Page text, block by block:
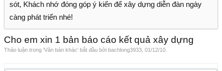
sót, Khách nhớ đóng góp ý kiến để xây dựng diễn đàn ngày
càng phát triển nhé!
Cho em xin 1 bản báo cáo kết quả xây dựng
Thảo luận trong 'Văn bản khác' bắt đầu bởi bachlong3933 01/12/10